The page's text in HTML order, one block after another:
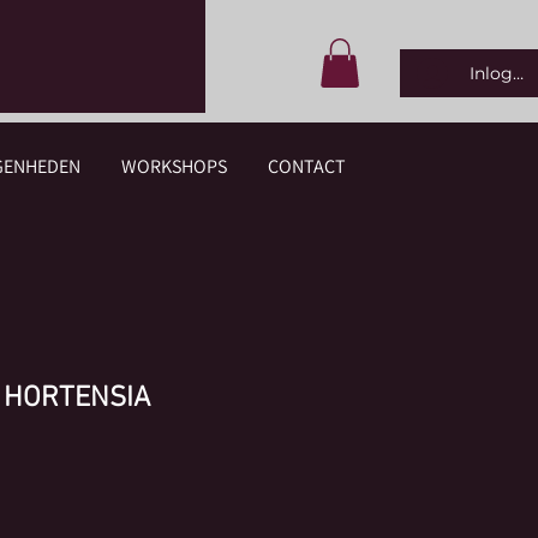
WORKSHOPS CONTACT